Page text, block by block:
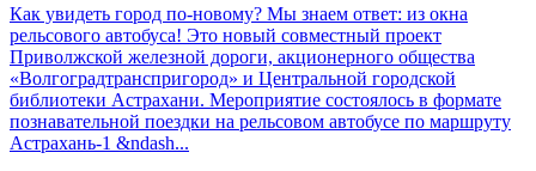
Как увидеть город по-новому? Мы знаем ответ: из окна
рельсового автобуса! Это новый совместный проект
Приволжской железной дороги, акционерного общества
«Волгоградтранспригород» и Центральной городской
библиотеки Астрахани. Мероприятие состоялось в формате
познавательной поездки на рельсовом автобусе по маршруту
Астрахань-1 &ndash...